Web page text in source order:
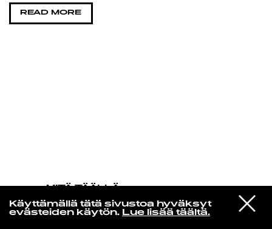
Käyttämällä tätä sivustoa hyväksyt
evästeiden käytön. Lue lisää täältä.
VIESTI
STUDIOON
MITÄ TÄÄLLÄ
Florence Adooni
Mam Pe'ela Su'ure
READ MORE